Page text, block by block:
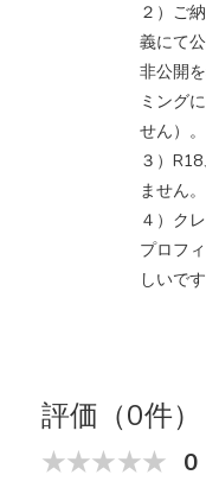
２）ご
義にて
非公開
ミング
せん）。
３）
ません。
４）ク
プロフ
しいです
評価（0件）
0